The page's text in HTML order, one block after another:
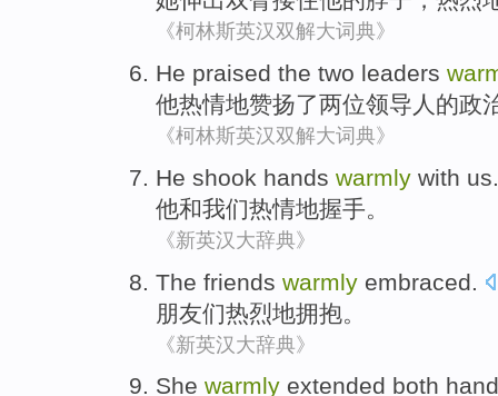
《柯林斯英汉双解大词典》
He praised the two leaders
他热情地赞扬了两位领导人 的政
《柯林斯英汉双解大词典》
He shook hands warmly with us.
他和我们热情地握手。
《新英汉大辞典》
The friends warmly embraced
朋友们热烈地拥抱。
《新英汉大辞典》
She warmly extended both